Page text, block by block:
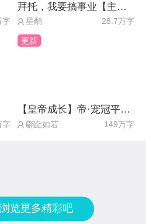
字
拜托，我要搞事业【主线免费】
星鹬 28.7万字
字
更新
【皇帝成长】帝·宠冠平京（五线完结）
翩跹如若 149万字
览更多精彩吧